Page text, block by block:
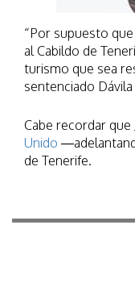
“Por supuesto
al Cabildo de
turismo que sea
sentenciado
Cabe recordar
Unido
de Tenerife.